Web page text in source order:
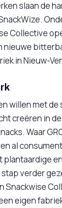
slaan de
Collective
nieuwe
in Nieuw-
willen met de
creëren in
Waar
al
plantaardige
verder
Snackwise
eigen